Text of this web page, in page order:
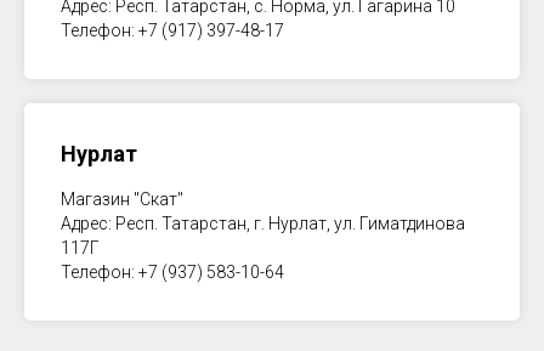
Адрес: Респ. Татарстан, с. Норма, ул. Гагарина 10
Телефон: +7 (917) 397-48-17
Нурлат
Магазин "Скат"
Адрес: Респ. Татарстан, г. Нурлат, ул. Гиматдинова
117Г
Телефон: +7 (937) 583-10-64